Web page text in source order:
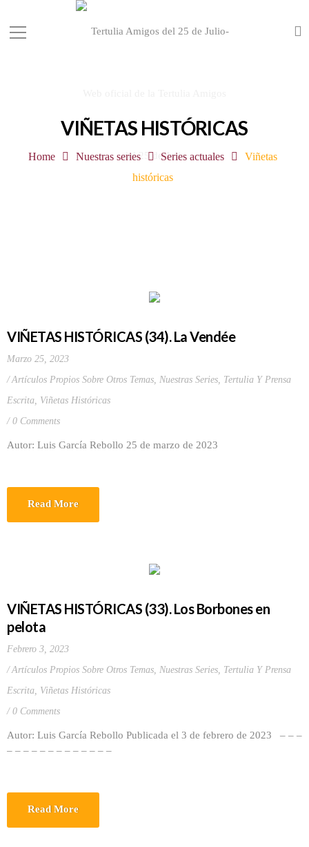
VIÑETAS HISTÓRICAS
Home Nuestras series Series actuales
Viñetas
históricas
VIÑETAS HISTÓRICAS (34). La Vendée
Marzo 25, 2023
Artículos Propios Sobre Otros Temas, Nuestras Series, Tertulia Y Prensa
Escrita, Viñetas Históricas
0 Comments
Autor: Luis García Rebollo 25 de marzo de 2023
Read More
VIÑETAS HISTÓRICAS (33). Los Borbones en
pelota
Febrero 3, 2023
Artículos Propios Sobre Otros Temas, Nuestras Series, Tertulia Y Prensa
Escrita, Viñetas Históricas
0 Comments
Autor: Luis García Rebollo Publicada el 3 de febrero de 2023 – – –
– – – – – – – – – – – – –
Read More